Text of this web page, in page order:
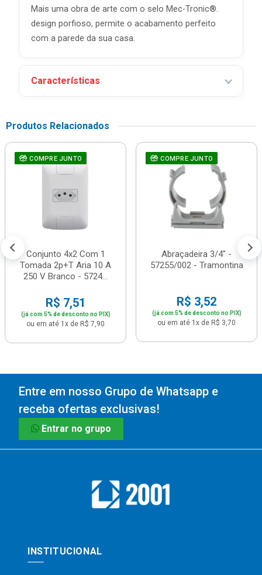
Mais uma obra de arte com o selo Mec-Tronic®.
design porfioso, permite o acabamento perfeito
com a parede da sua casa.
Características
Produtos Relacionados
COMPRE JUNTO
Conjunto 4x2 Com 1
Tomada 2p+T Aria 10 A
250 V Branco - 5724...
R$ 7,51
(já com 5% de desconto no PIX)
ou em até 1x de R$ 7,90
COMPRE JUNTO
Abraçadeira 3/4" -
57255/002 - Tramontina
R$ 3,52
(já com 5% de desconto no PIX)
ou em até 1x de R$ 3,70
Entre em nosso Grupo de Whatsapp e
receba ofertas exclusivas!
Entrar no grupo
INSTITUCIONAL